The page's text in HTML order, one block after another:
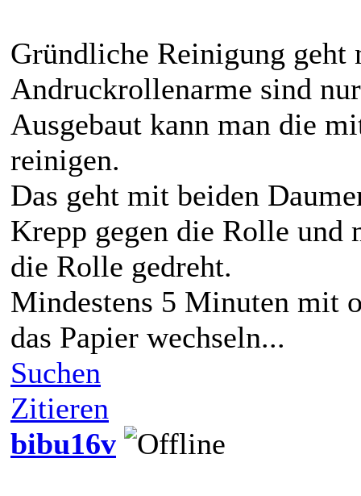
Gründliche Reinigung geht
Andruckrollenarme sind
Ausgebaut kann man die
reinigen.
Das geht mit beiden
Krepp gegen die Rolle und
die Rolle gedreht.
Mindestens 5 Minuten mit
das Papier wechseln...
Suchen
Zitieren
bibu16v